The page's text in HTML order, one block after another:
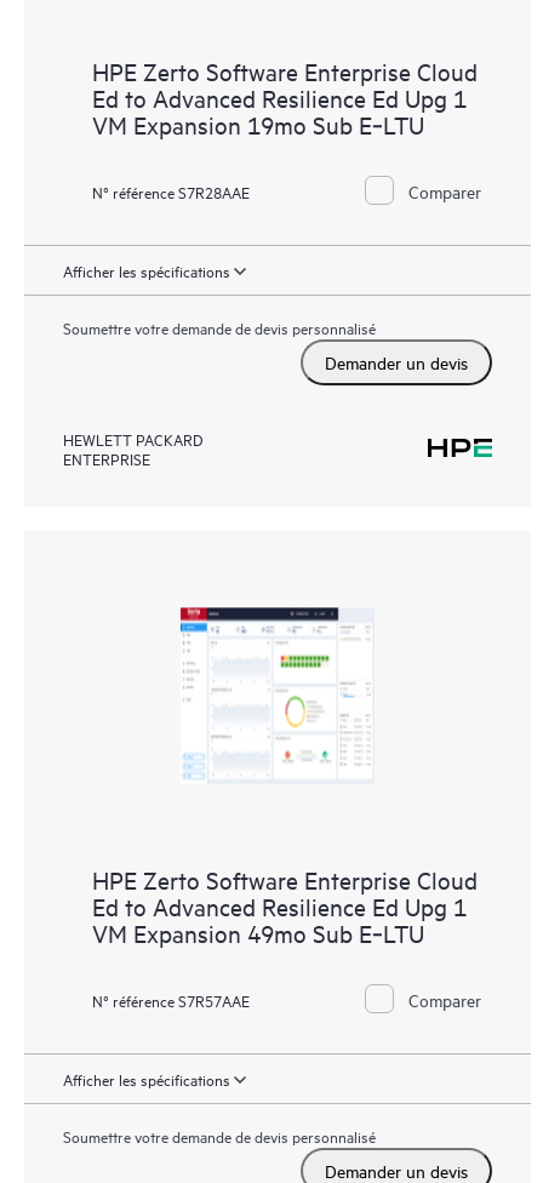
HPE Zerto Software Enterprise Cloud
Ed to Advanced Resilience Ed Upg 1
VM Expansion 19mo Sub E‑LTU
N° référence S7R28AAE Comparer
Afficher les spécifications
Soumettre votre demande de devis personnalisé
Demander un devis
HEWLETT PACKARD
ENTERPRISE
HPE Zerto Software Enterprise Cloud
Ed to Advanced Resilience Ed Upg 1
VM Expansion 49mo Sub E‑LTU
N° référence S7R57AAE Comparer
Afficher les spécifications
Soumettre votre demande de devis personnalisé
Demander un devis